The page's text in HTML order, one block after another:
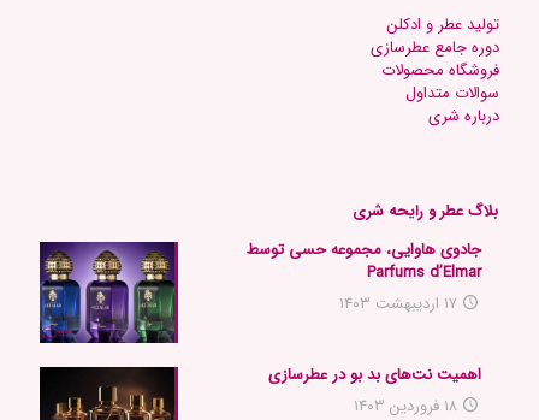
تولید عطر و ادکلن
دوره جامع عطرسازی
فروشگاه محصولات
سوالات متداول
درباره شری
بلاگ عطر و رایحه شری
جادوی هاوایی، مجموعه حسی توسط
Parfums d’Elmar
۱۷ اردیبهشت ۱۴۰۳
اهمیت نت‌های بد بو در عطرسازی
۱۸ فروردین ۱۴۰۳